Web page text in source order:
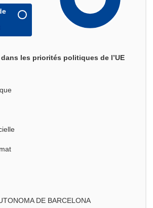
les priorités politiques de l’UE
DE BARCELONA